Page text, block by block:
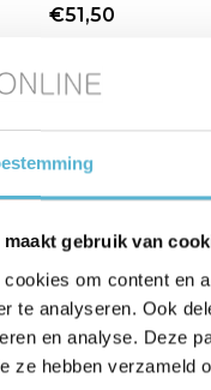
maakt gebruik van
cookies om content en
te analyseren. Ook
en analyse. Deze
ze hebben verzameld
€51,50